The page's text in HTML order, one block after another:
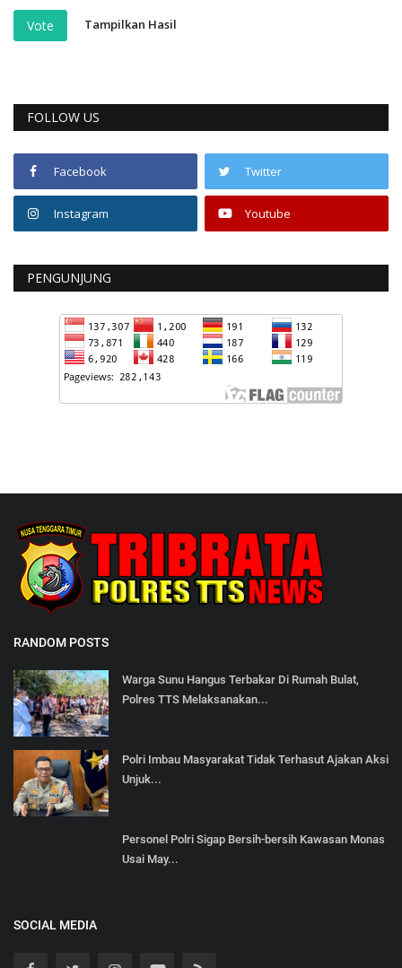
Vote Tampilkan Hasil
FOLLOW US
Facebook Twitter
Instagram Youtube
PENGUNJUNG
RANDOM POSTS
Warga Sunu Hangus Terbakar Di Rumah Bulat,
Polres TTS Melaksanakan...
Polri Imbau Masyarakat Tidak Terhasut Ajakan Aksi
Unjuk...
Personel Polri Sigap Bersih-bersih Kawasan Monas
Usai May...
SOCIAL MEDIA